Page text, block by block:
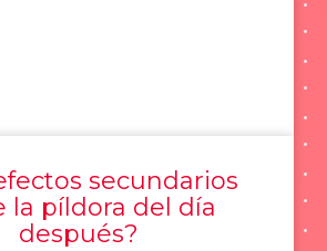
secundarios
la píldora del día
después?